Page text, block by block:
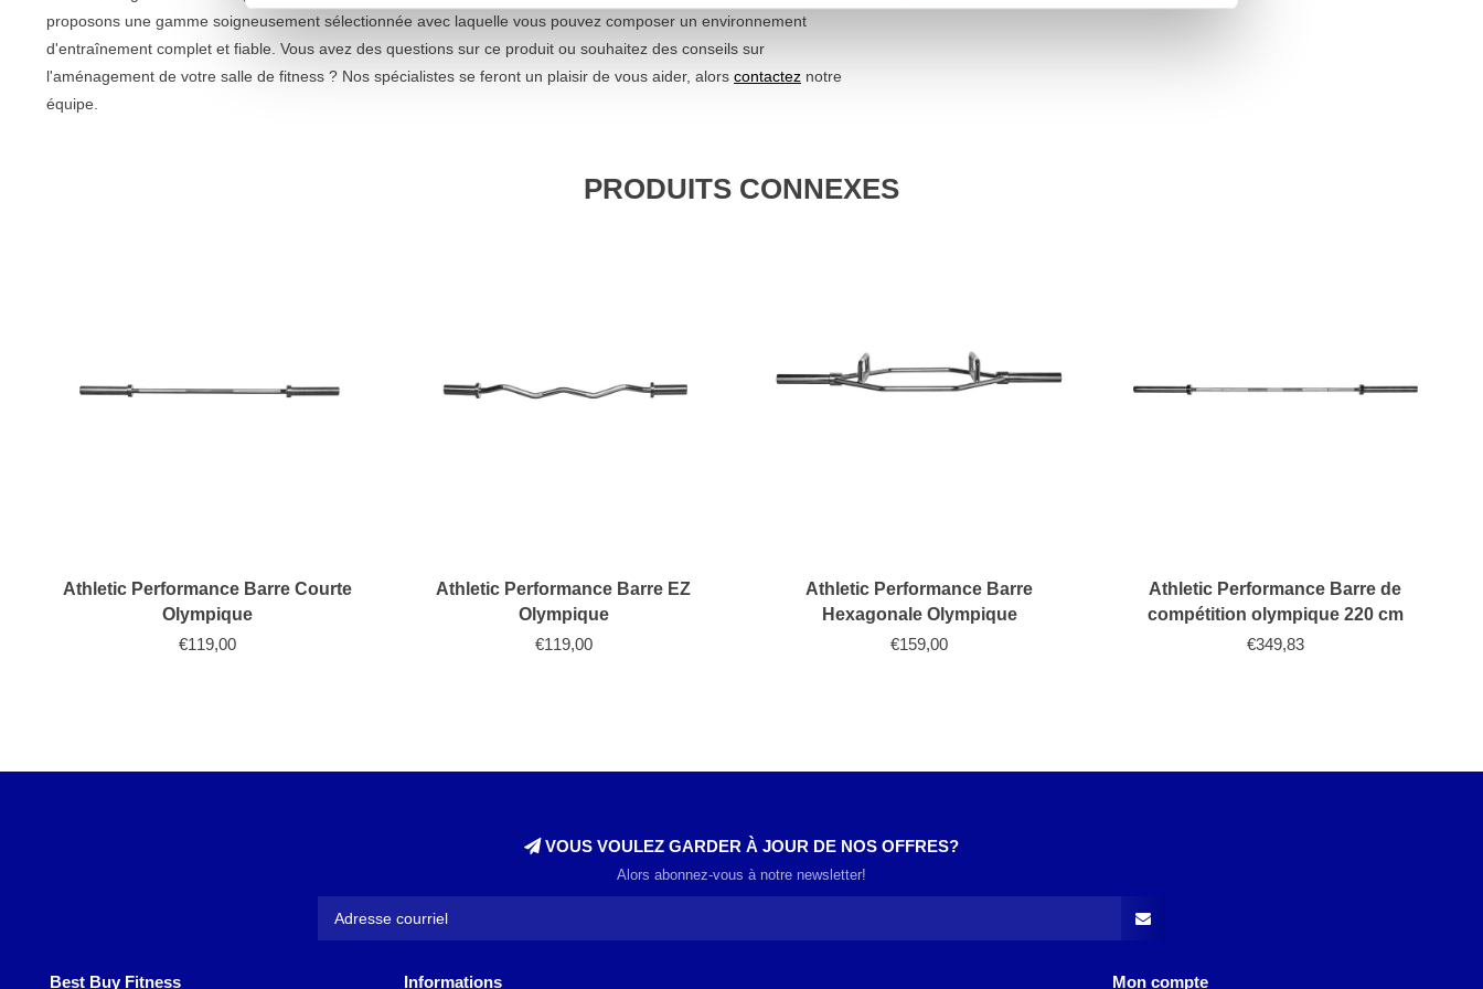
proposons une gamme soigneusement sélectionnée avec laquelle vous pouvez composer un environnement
d'entraînement complet et fiable. Vous avez des questions sur ce produit ou souhaitez des conseils sur
l'aménagement de votre salle de fitness ? Nos spécialistes se feront un plaisir de vous aider, alors contactez notre
équipe.
PRODUITS CONNEXES
Athletic Performance Barre Courte
Olympique
€119,00
Athletic Performance Barre EZ
Olympique
€119,00
Athletic Performance Barre
Hexagonale Olympique
€159,00
Athletic Performance Barre de
compétition olympique 220 cm
€349,83
VOUS VOULEZ GARDER À JOUR DE NOS OFFRES?
Alors abonnez-vous à notre newsletter!
Best Buy Fitness Informations Mon compte